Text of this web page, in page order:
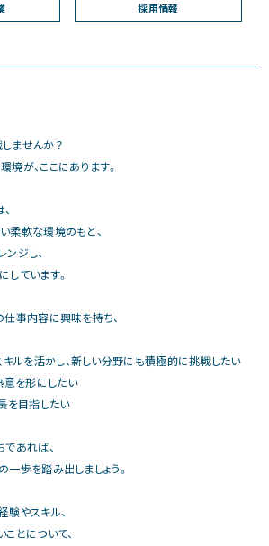
採用情報
ませんか？
が、ここにあります。
柔軟な環境のもと、
ジし、
しています。
仕事内容に興味を持ち、
ルを活かし、新しい分野にも積極的に挑戦したい
を形にしたい
を目指したい
あれば、
歩を踏み出しましょう。
験やスキル、
とについて、